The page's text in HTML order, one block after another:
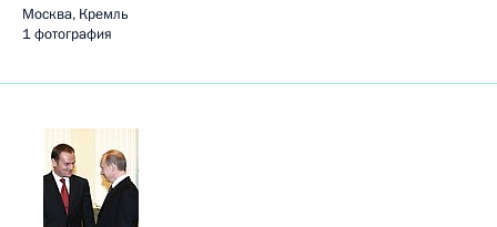
Москва, Кремль
1 фотография